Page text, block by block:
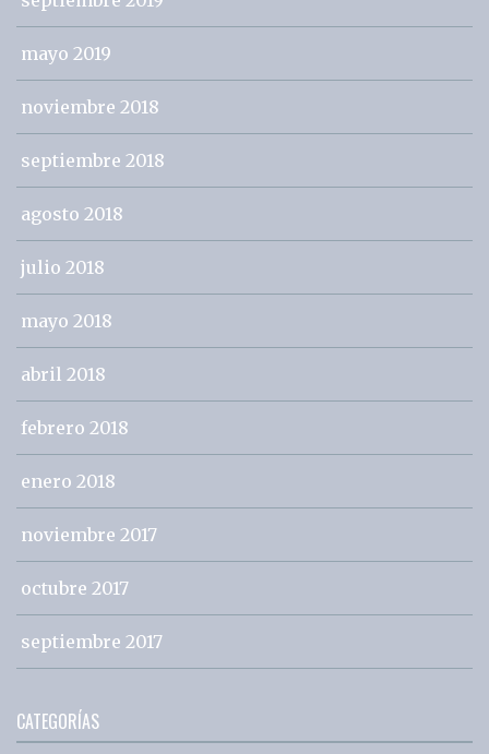
mayo 2019
noviembre 2018
septiembre 2018
agosto 2018
julio 2018
mayo 2018
abril 2018
febrero 2018
enero 2018
noviembre 2017
octubre 2017
septiembre 2017
CATEGORÍAS